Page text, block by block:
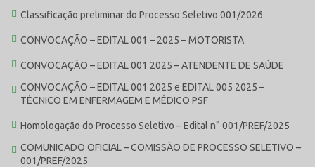
Classificação preliminar do Processo Seletivo 001/2026
CONVOCAÇÃO – EDITAL 001 – 2025 – MOTORISTA
CONVOCAÇÃO – EDITAL 001 2025 – ATENDENTE DE SAÚDE
CONVOCAÇÃO – EDITAL 001 2025 e EDITAL 005 2025 –
TÉCNICO EM ENFERMAGEM E MÉDICO PSF
Homologação do Processo Seletivo – Edital n° 001/PREF/2025
COMUNICADO OFICIAL – COMISSÃO DE PROCESSO SELETIVO –
001/PREF/2025